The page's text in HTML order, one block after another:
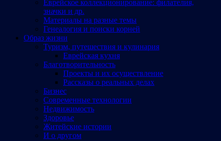
Еврейское коллекционирование: филателия,
значки и др.
Материалы на разные темы
Генеалогия и поиски корней
Образ жизни
Туризм, путешествия и кулинария
Еврейская кухня
Благотворительность
Проекты и их осуществление
Рассказы о реальных делах
Бизнес
Современные технологии
Недвижимость
Здоровье
Житейские истории
И о другом